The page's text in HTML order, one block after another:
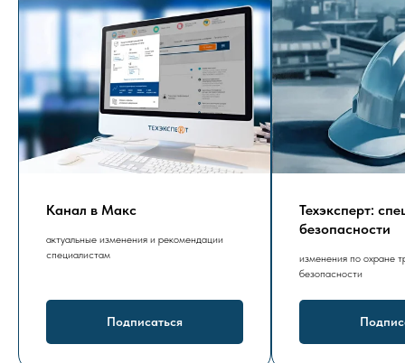
Канал в Макс
актуальные изменения и рекомендации
специалистам
Подписаться
Техэксперт:
безопасности
изменения по охране
безопасности